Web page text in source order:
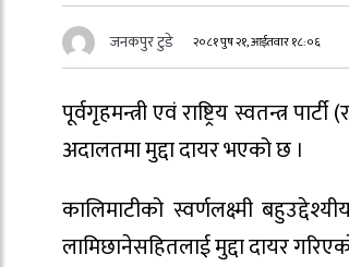
जनकपुर टुडे २०८१ पुष २१, आईतवार १८:०६
पूर्वगृहमन्त्री एवं राष्ट्रिय स्वतन्त्र
अदालतमा मुद्दा दायर भएको छ ।
कालिमाटीको स्वर्णलक्ष्मी
लामिछानेसहितलाई मुद्दा दायर